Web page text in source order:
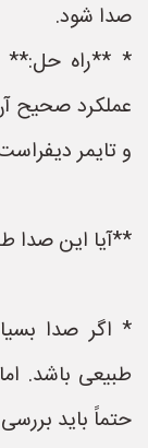
صدا شود.
* **راه حل:**
عملکرد صحیح
و تایمر دیفراست
**آیا این صدا
* اگر صدا
طبیعی باشد.
حتماً باید بررسی